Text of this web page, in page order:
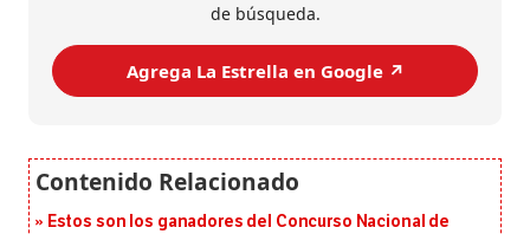
de búsqueda.
Agrega La Estrella en Google ↗️
Estos son los ganadores del Concurso Nacional de